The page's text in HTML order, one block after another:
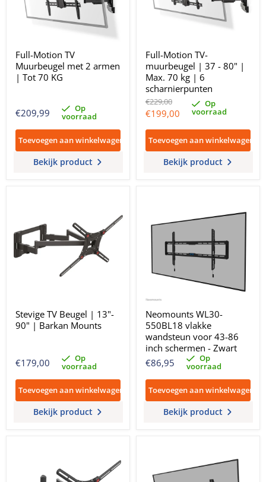
Full-Motion TV
Muurbeugel met 2 armen
| Tot 70 KG
€209,99 Op
voorraad
Toevoegen aan winkelwagen
Bekijk product
Full-Motion TV-
muurbeugel | 37 - 80" |
Max. 70 kg | 6
scharnierpunten
Oorspronkelijke
prijs
€229,00
Huidige
€199,00
Op
voorraad
Toevoegen aan winkelwagen
Bekijk product
Stevige TV Beugel | 13"-
90" | Barkan Mounts
€179,00 Op
voorraad
Toevoegen aan winkelwagen
Bekijk product
Neomounts WL30-
550BL18 vlakke
wandsteun voor 43-86
inch schermen - Zwart
€86,95
Op
voorraad
Toevoegen aan winkelwagen
Bekijk product